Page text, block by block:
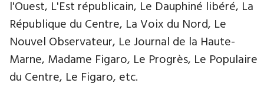
l'Ouest, L'Est républicain, Le Dauphiné libéré, La
République du Centre, La Voix du Nord, Le
Nouvel Observateur, Le Journal de la Haute-
Marne, Madame Figaro, Le Progrès, Le Populaire
du Centre, Le Figaro, etc.